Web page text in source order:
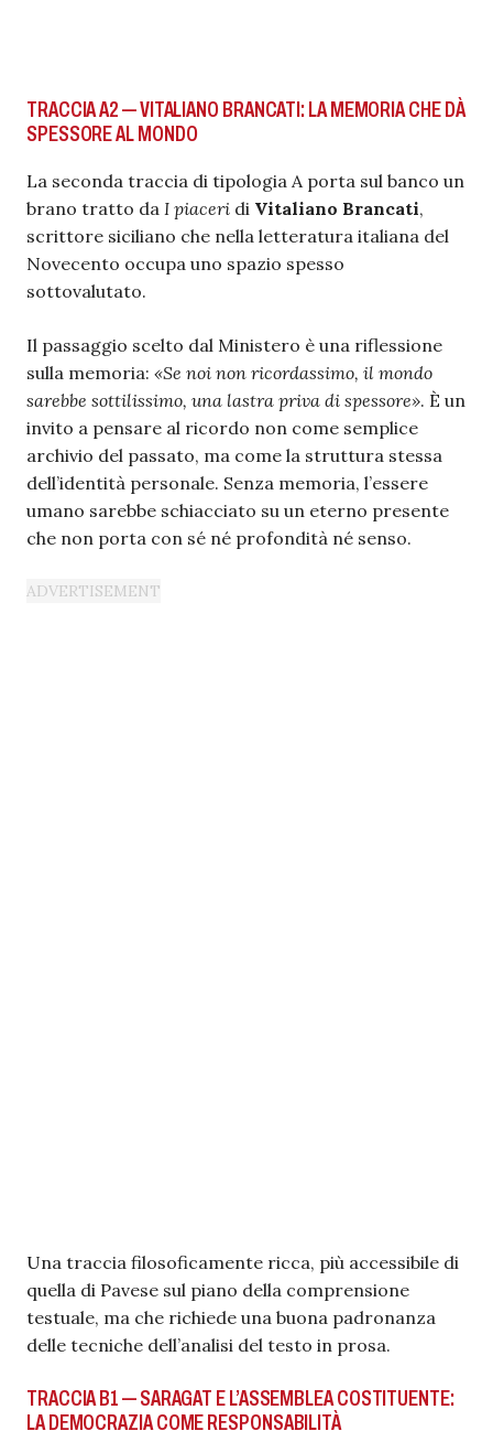
TRACCIA A2 — VITALIANO BRANCATI: LA MEMORIA CHE DÀ
SPESSORE AL MONDO
La seconda traccia di tipologia A porta sul banco un
brano tratto da I piaceri di Vitaliano Brancati,
scrittore siciliano che nella letteratura italiana del
Novecento occupa uno spazio spesso
sottovalutato.
Il passaggio scelto dal Ministero è una riflessione
sulla memoria: «Se noi non ricordassimo, il mondo
sarebbe sottilissimo, una lastra priva di spessore». È un
invito a pensare al ricordo non come semplice
archivio del passato, ma come la struttura stessa
dell’identità personale. Senza memoria, l’essere
umano sarebbe schiacciato su un eterno presente
che non porta con sé né profondità né senso.
Una traccia filosoficamente ricca, più accessibile di
quella di Pavese sul piano della comprensione
testuale, ma che richiede una buona padronanza
delle tecniche dell’analisi del testo in prosa.
TRACCIA B1 — SARAGAT E L’ASSEMBLEA COSTITUENTE:
LA DEMOCRAZIA COME RESPONSABILITÀ